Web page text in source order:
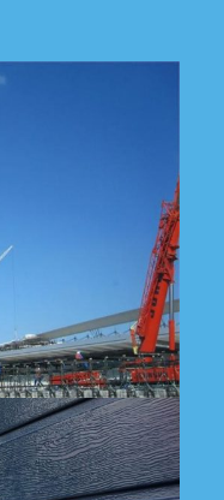
der Reinigung